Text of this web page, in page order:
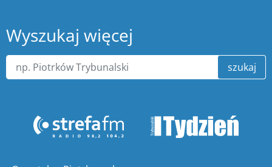
Wyszukaj więcej
szukaj